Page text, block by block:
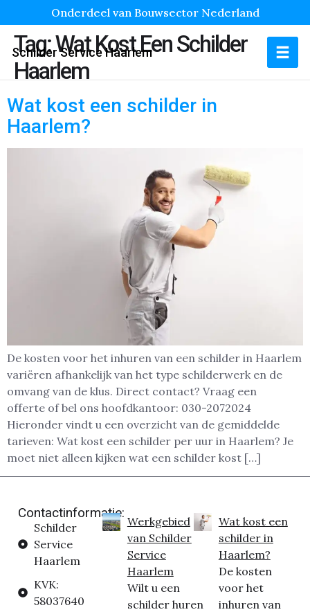
Onderdeel van Bouwsector Nederland
Schilder Service Haarlem
Tag:Wat Kost Een Schilder
Haarlem
Wat kost een schilder in
Haarlem?
De kosten voor het inhuren van een schilder in Haarlem
variëren afhankelijk van het type schilderwerk en de
omvang van de klus. Direct contact? Vraag een
offerte of bel ons hoofdkantoor: 030-2072024
Hieronder vindt u een overzicht van de gemiddelde
tarieven: Wat kost een schilder per uur in Haarlem? Je
moet niet alleen kijken wat een schilder kost […]
Contactinformatie:
Schilder
Service
Haarlem
KVK:
58037640
Werkgebied
van Schilder
Service
Haarlem
Wilt u een
schilder huren
Wat kost een
schilder in
Haarlem?
De kosten
voor het
inhuren van